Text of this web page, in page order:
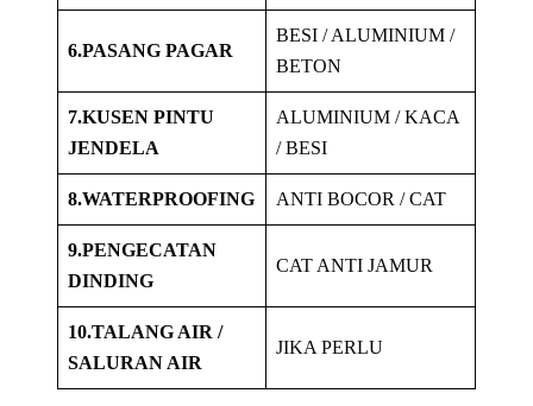
6.PASANG PAGAR
BESI / ALUMINIUM /
BETON
7.KUSEN PINTU
JENDELA
ALUMINIUM / KACA
/ BESI
8.WATERPROOFING ANTI BOCOR / CAT
9.PENGECATAN
DINDING
CAT ANTI JAMUR
10.TALANG AIR /
SALURAN AIR
JIKA PERLU